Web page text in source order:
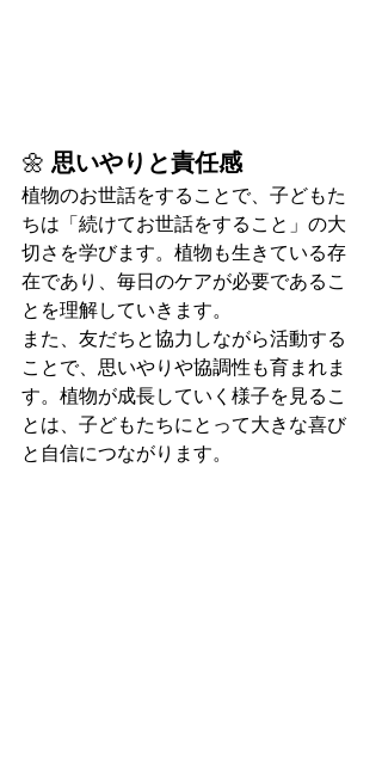
🌼 思いやりと責任感
植物のお世話をすることで、子どもた
ちは「続けてお世話をすること」の大
切さを学びます。植物も生きている存
在であり、毎日のケアが必要であるこ
とを理解していきます。
また、友だちと協力しながら活動する
ことで、思いやりや協調性も育まれま
す。植物が成長していく様子を見るこ
とは、子どもたちにとって大きな喜び
と自信につながります。